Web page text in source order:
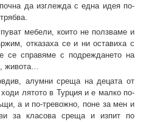
да изглежда с една идея по-
мебели, които не ползваме и
отказаха се и ни оставиха с
се справяме с подреждането на
живота…
алумни среща на децата от
лятото в Турция и е малко по-
а и по-тревожно, поне за мен и
за класова среща и изпит по